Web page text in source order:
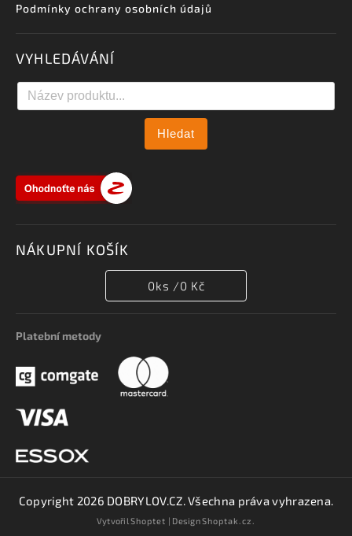
Podmínky ochrany osobních údajů
VYHLEDÁVÁNÍ
Hledat
NÁKUPNÍ KOŠÍK
0ks /0 Kč
Platební metody
Copyright 2026 DOBRYLOV.CZ. Všechna práva vyhrazena.
VytvořilShoptet | DesignShoptak.cz.